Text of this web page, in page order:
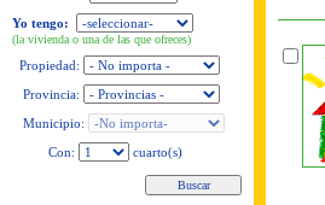
Yo tengo:
(la vivienda o una de las que ofreces)
Propiedad:
Provincia:
Municipio:
Con:
cuarto(s)